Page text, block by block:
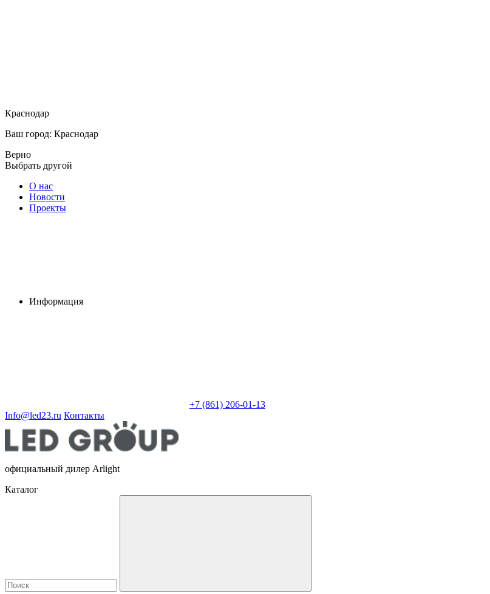
Краснодар
Ваш город: Краснодар
Верно
Выбрать другой
О нас
Новости
Проекты
Информация
+7 (861) 206-01-13
Info@led23.ru Контакты
официальный дилер Arlight
Каталог